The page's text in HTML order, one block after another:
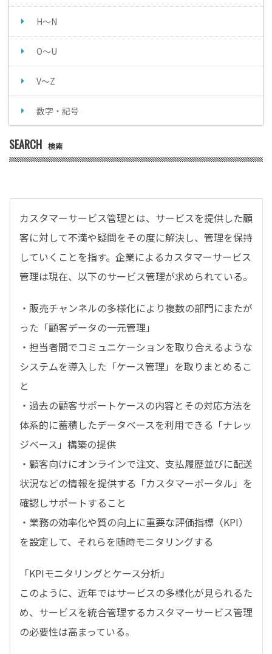
H～N
O～U
V～Z
数字・記号
SEARCH 検索
カスタマーサービス管理とは、サービスを提供した顧
客に対して不満や疑問をその度に解決し、管理を保持
していくことを指す。企業によるカスタマーサービス
管理は現在、以下のサービス管理が求められている。
・販売チャンネルの多様化により複数の部門にまたが
った「顧客データの一元管理」
・担当者間でコミュニケーションを取り合えるような
システムを導入した「ケース管理」を取りまとめるこ
と
・過去の顧客サポートケースの内容とその対応方法を
体系的に蓄積したデータベースを利用できる「ナレッ
ジベース」構築の提供
・顧客向けにオンラインで注文、支払履歴並びに配送
状況などの情報を提供する「カスタマーポータル」を
確認しサポートすること
・業務の効率化や質の向上に重要な評価指標（KPI）
を設定して、それらを随時モニタリングする
「KPIモニタリングとケース分析」
このように、近年ではサービスの多様化が見られるた
め、サービスを統合管理するカスタマーサービス管理
の必要性は高まっている。